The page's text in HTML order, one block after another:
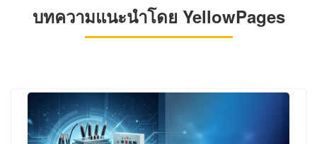
บทความแนะนำโดย YellowPages